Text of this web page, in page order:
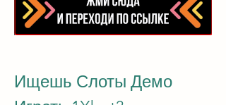
Ищешь Слоты Демо